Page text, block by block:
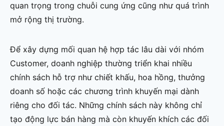
quan trọng trong chuỗi cung ứng cũng như quá trình
mở rộng thị trường.
Để xây dựng mối quan hệ hợp tác lâu dài với nhóm
Customer, doanh nghiệp thường triển khai nhiều
chính sách hỗ trợ như chiết khấu, hoa hồng, thưởng
doanh số hoặc các chương trình khuyến mại dành
riêng cho đối tác. Những chính sách này không chỉ
tạo động lực bán hàng mà còn khuyến khích các đối